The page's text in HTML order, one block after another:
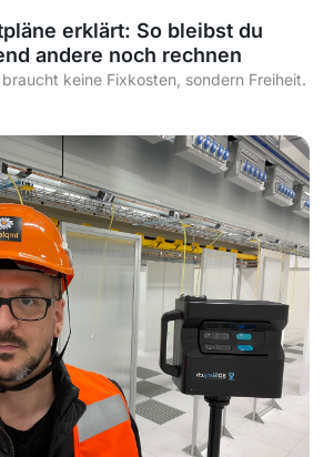
erklärt: So bleibst du
andere noch rechnen
keine Fixkosten, sondern Freiheit.